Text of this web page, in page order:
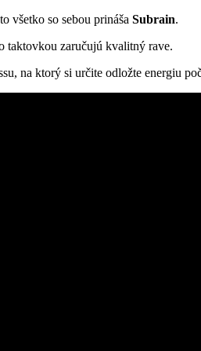
všetko so sebou prináša Subrain.
taktovkou zaručujú kvalitný rave.
na ktorý si určite odložte energiu